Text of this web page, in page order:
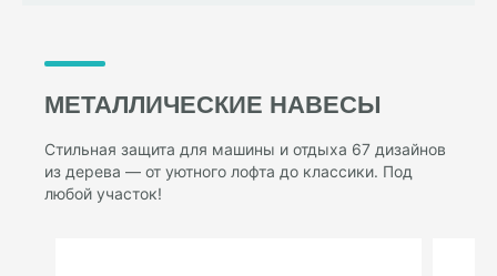
МЕТАЛЛИЧЕСКИЕ НАВЕСЫ
Стильная защита для машины и отдыха 67 дизайнов
из дерева — от уютного лофта до классики. Под
любой участок!